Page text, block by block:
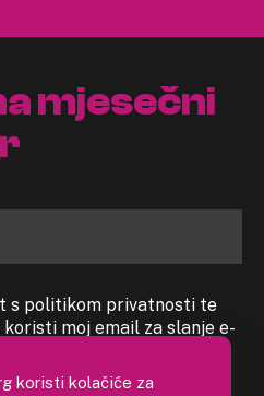
mjesečni
s politikom privatnosti te
moj email za slanje e-
koristi kolačiće za